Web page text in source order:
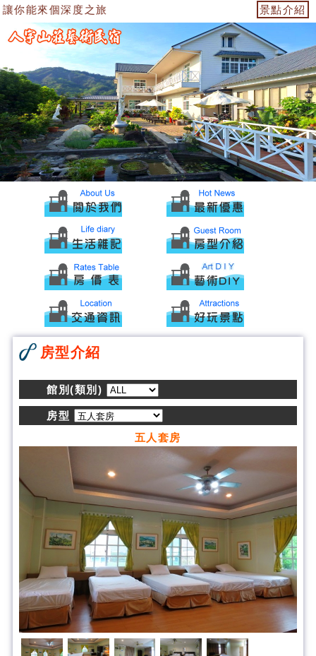
能來個深度之旅 景點介紹
房型介紹
館別(類別)
房型
五人套房